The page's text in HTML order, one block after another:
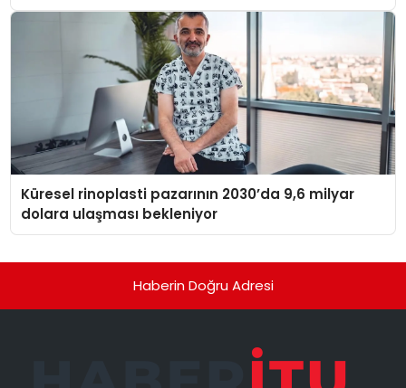
Küresel rinoplasti pazarının 2030’da 9,6 milyar
dolara ulaşması bekleniyor
Haberin Doğru Adresi